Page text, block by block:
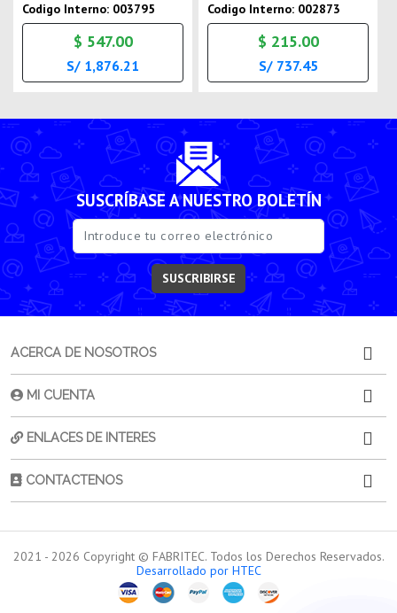
Codigo Interno: 003795
$ 547.00
S/ 1,876.21
Codigo Interno: 002873
$ 215.00
S/ 737.45
SUSCRÍBASE A NUESTRO BOLETÍN
SUSCRIBIRSE
ACERCA DE NOSOTROS
MI CUENTA
ENLACES DE INTERES
CONTACTENOS
2021 - 2026 Copyright © FABRITEC. Todos los Derechos Reservados.
Desarrollado por HTEC